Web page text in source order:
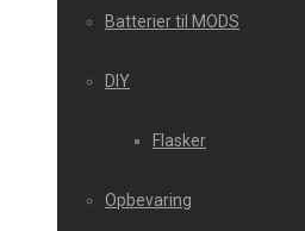
Batterier til MODS
DIY
Flasker
Opbevaring